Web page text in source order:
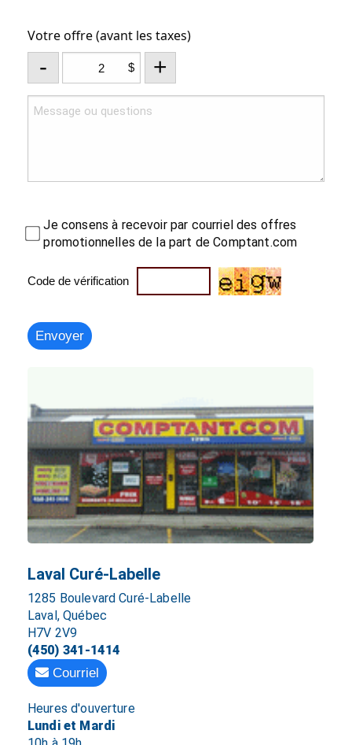
Votre offre (avant les taxes)
- $ +
Je consens à recevoir par courriel des offres
promotionnelles de la part de Comptant.com
Code de vérification
Laval Curé-Labelle
1285 Boulevard Curé-Labelle
Laval, Québec
H7V 2V9
(450) 341-1414
Courriel
Heures d'ouverture
Lundi et Mardi